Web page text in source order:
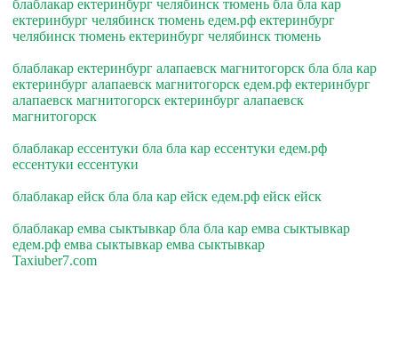
блаблакар ектеринбург челябинск тюмень бла бла кар
ектеринбург челябинск тюмень едем.рф ектеринбург
челябинск тюмень ектеринбург челябинск тюмень
блаблакар ектеринбург алапаевск магнитогорск бла бла кар
ектеринбург алапаевск магнитогорск едем.рф ектеринбург
алапаевск магнитогорск ектеринбург алапаевск
магнитогорск
блаблакар ессентуки бла бла кар ессентуки едем.рф
ессентуки ессентуки
блаблакар ейск бла бла кар ейск едем.рф ейск ейск
блаблакар емва сыктывкар бла бла кар емва сыктывкар
едем.рф емва сыктывкар емва сыктывкар
Taxiuber7.com